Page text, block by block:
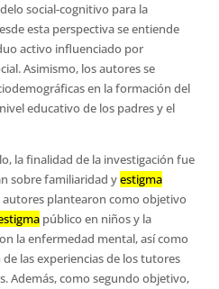
social-cognitivo para la
esta perspectiva se entiende
activo influenciado por
Asimismo, los autores se
en la formación del
educativo de los padres y el
la finalidad de la investigación fue
sobre familiaridad yestigma
autores plantearon como objetivo
público en niños y la
la enfermedad mental, así como
las experiencias de los tutores
Además, como segundo objetivo,